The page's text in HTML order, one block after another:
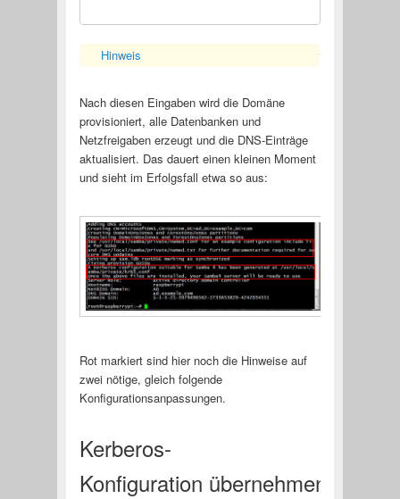
Anzeigen
Hinweis
Nach diesen Eingaben wird die Domäne
provisioniert, alle Datenbanken und
Netzfreigaben erzeugt und die DNS-Einträge
aktualisiert. Das dauert einen kleinen Moment
und sieht im Erfolgsfall etwa so aus:
Rot markiert sind hier noch die Hinweise auf
zwei nötige, gleich folgende
Konfigurationsanpassungen.
Kerberos-
Konfiguration übernehmen